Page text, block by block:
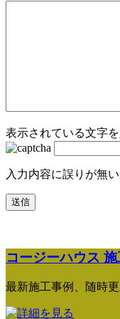
表示されている文字
入力内容に誤りが無
コージーハウス 施
最新施工事例、随時更